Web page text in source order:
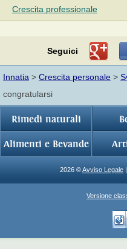
Crescita professionale
Seguici
Innatia > Crescita personale >
congratularsi
Rimedi naturali
Alimenti e Bevande
2026 ©Avviso Legale |
Versione